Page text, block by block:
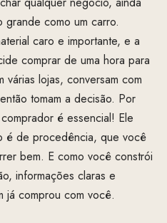
grande como um carro.
caro e importante, e a
comprar de uma hora para
várias lojas, conversam com
tomam a decisão. Por
é essencial! Ele
é de procedência, que você
bem. E como você constrói
informações claras e
já comprou com você.